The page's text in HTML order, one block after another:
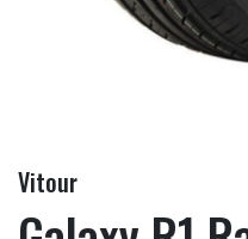
Vitour